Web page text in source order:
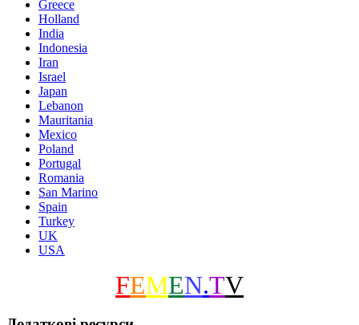
Greece
Holland
India
Indonesia
Iran
Israel
Japan
Lebanon
Mauritania
Mexico
Poland
Portugal
Romania
San Marino
Spain
Turkey
UK
USA
FEMEN.TV